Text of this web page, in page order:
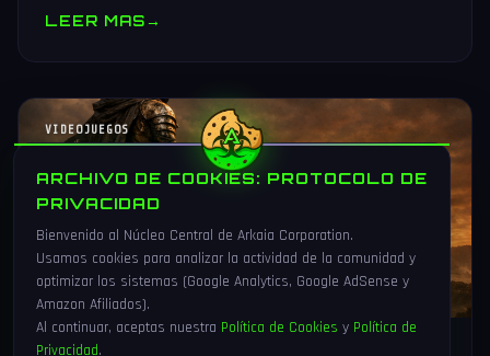
LEER MAS→
VIDEOJUEGOS
ARCHIVO DE COOKIES: PROTOCOLO DE
PRIVACIDAD
Bienvenido al Núcleo Central de Arkaia Corporation.
Usamos cookies para analizar la actividad de la comunidad y
optimizar los sistemas (Google Analytics, Google AdSense y
Amazon Afiliados).
Al continuar, aceptas nuestra Política de Cookies y Política de
Privacidad.